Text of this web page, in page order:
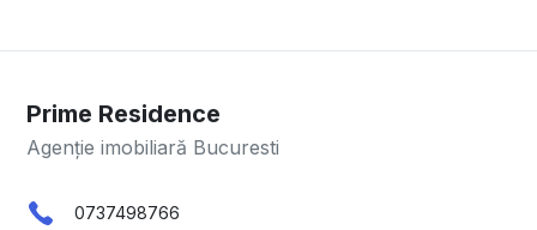
Prime Residence
Agenție imobiliară Bucuresti
0737498766